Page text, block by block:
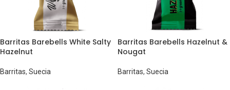
Barritas Barebells White Salty
Hazelnut
Barritas, Suecia
Barritas Barebells Hazelnut &
Nougat
Barritas, Suecia